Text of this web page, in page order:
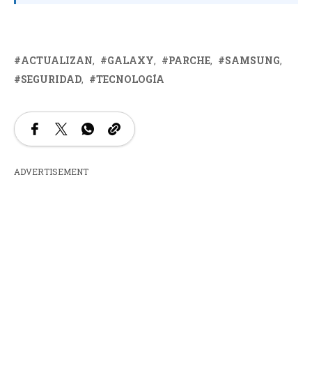
ACTUALIZAN GALAXY PARCHE
SAMSUNG
SEGURIDAD
TECNOLOGÍA
ADVERTISEMENT